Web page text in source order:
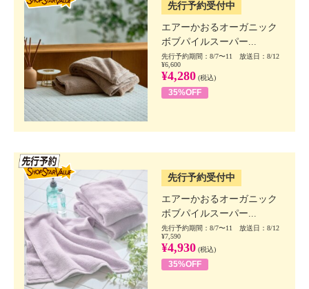
先行予約受付中
エアーかおるオーガニック
ボブパイルスーパー...
先行予約期間：8/7〜11 放送日：8/12
¥6,600
¥4,280 (税込)
35%OFF
先行予約受付中
エアーかおるオーガニック
ボブパイルスーパー...
先行予約期間：8/7〜11 放送日：8/12
¥7,590
¥4,930 (税込)
35%OFF